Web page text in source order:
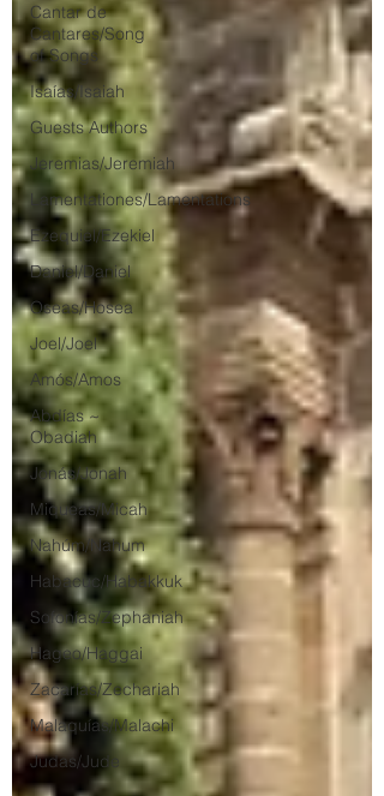
Cantar de
Cantares/Song
of Songs
Isaías/Isaiah
Guests Authors
Jeremias/Jeremiah
Lamentationes/Lamentations
Ezequiel/Ezekiel
Daniel/Daniel
Oseas/Hosea
Joel/Joel
Amós/Amos
Abdías ~
Obadiah
Jonás/Jonah
Miqueas/Micah
Nahúm/Nahum
Habacuc/Habakkuk
Sofonías/Zephaniah
Hageo/Haggai
Zacarías/Zechariah
Malaquías/Malachi
Judas/Jude